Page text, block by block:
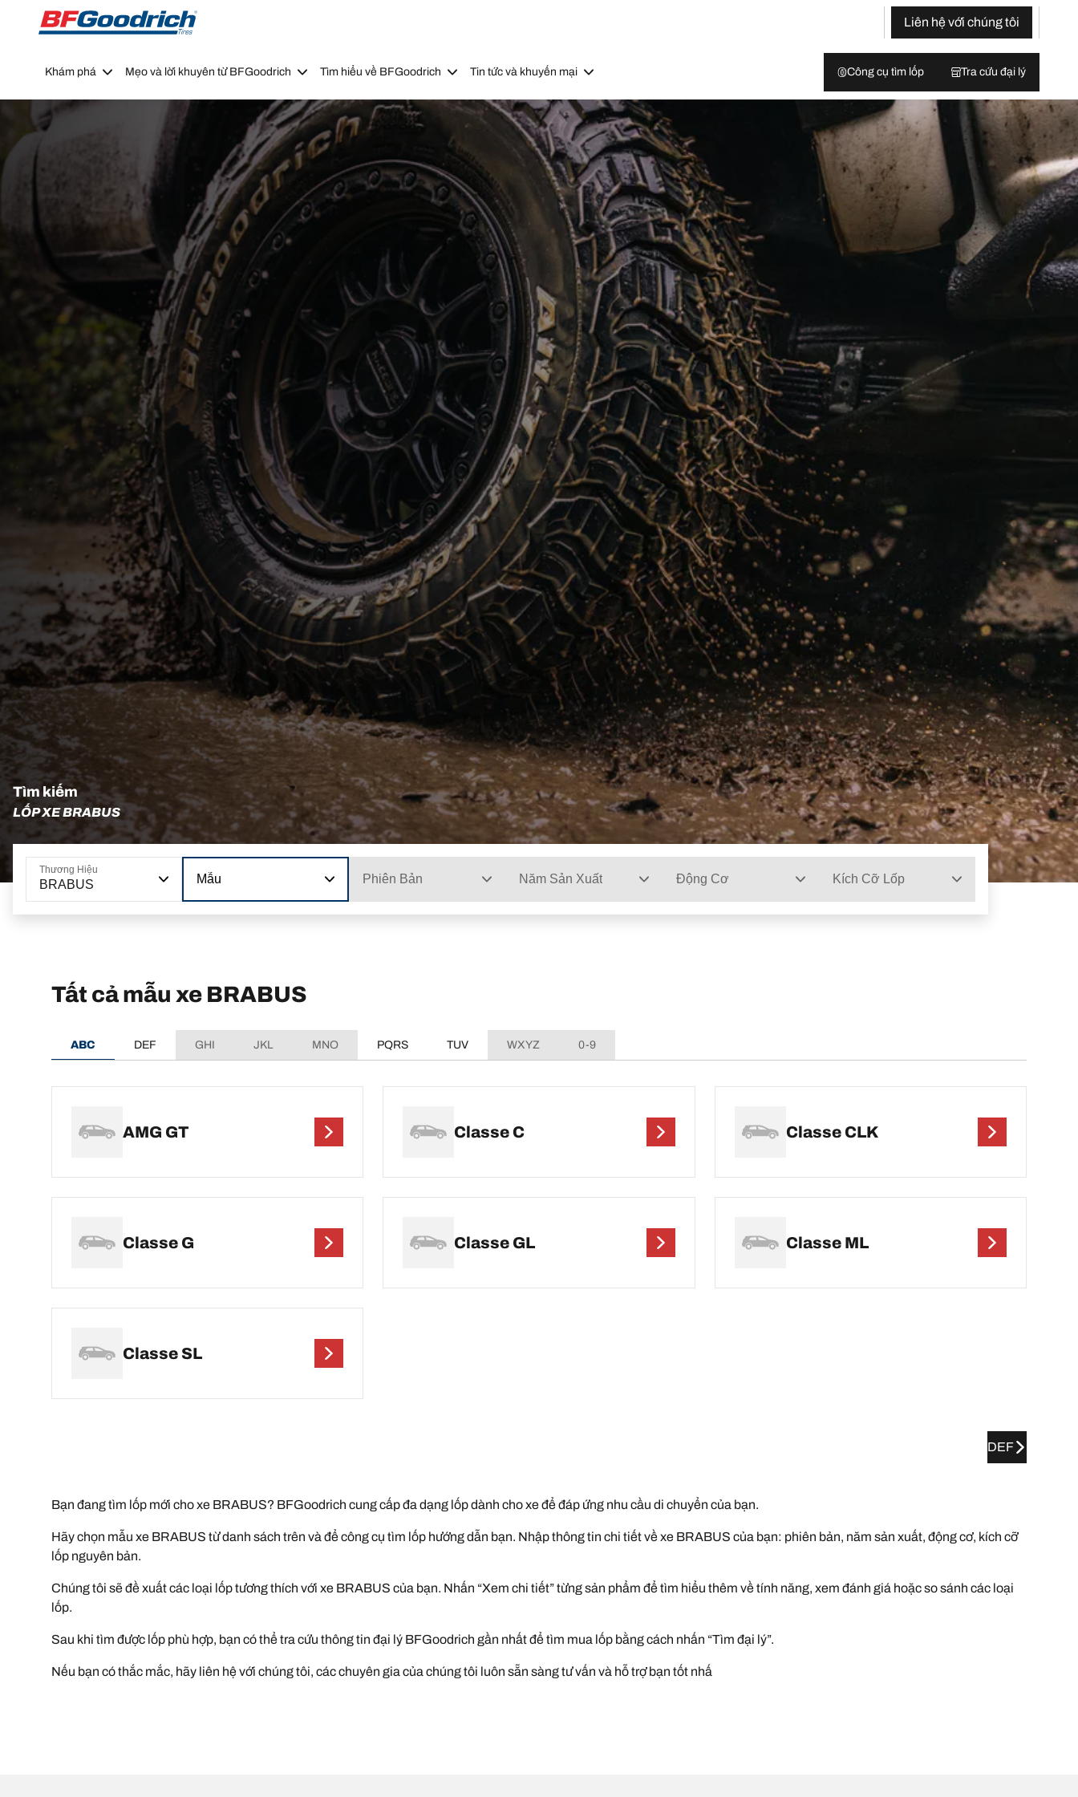
Go to page content
Go to page navigation
Liên hệ với chúng tôi
Khám phá Mẹo và lời khuyên từ BFGoodrich Tìm hiểu về BFGoodrich Tin tức và khuyến mại Công cụ tìm lốp Tra cứu đại lý
Tìm kiếm
LỐP XE BRABUS
Thương Hiệu
BRABUS Mẫu Phiên Bản Năm Sản Xuất Động Cơ Kích Cỡ Lốp
Tất cả mẫu xe BRABUS
ABC DEF GHI JKL MNO PQRS TUV WXYZ 0-9
AMG GT Classe C Classe CLK
Classe G Classe GL Classe ML
Classe SL
DEF
Bạn đang tìm lốp mới cho xe BRABUS? BFGoodrich cung cấp đa dạng lốp dành cho xe để đáp ứng nhu cầu di chuyển của bạn.
Hãy chọn mẫu xe BRABUS từ danh sách trên và để công cụ tìm lốp hướng dẫn bạn. Nhập thông tin chi tiết về xe BRABUS của bạn: phiên bản, năm sản xuất, động cơ, kích cỡ
lốp nguyên bản.
Chúng tôi sẽ đề xuất các loại lốp tương thích với xe BRABUS của bạn. Nhấn “Xem chi tiết” từng sản phẩm để tìm hiểu thêm về tính năng, xem đánh giá hoặc so sánh các loại
lốp.
Sau khi tìm được lốp phù hợp, bạn có thể tra cứu thông tin đại lý BFGoodrich gần nhất để tìm mua lốp bằng cách nhấn “Tìm đại lý”.
Nếu bạn có thắc mắc, hãy liên hệ với chúng tôi, các chuyên gia của chúng tôi luôn sẵn sàng tư vấn và hỗ trợ bạn tốt nhấ